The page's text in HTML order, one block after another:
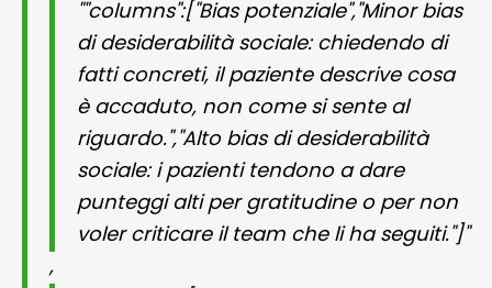
""columns":["Bias potenziale","Minor bias
di desiderabilità sociale: chiedendo di
fatti concreti, il paziente descrive cosa
è accaduto, non come si sente al
riguardo.","Alto bias di desiderabilità
sociale: i pazienti tendono a dare
punteggi alti per gratitudine o per non
voler criticare il team che li ha seguiti."]"
,